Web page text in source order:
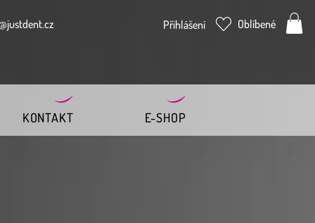
Přihlášení Oblíbené
KONTAKT E-SHOP